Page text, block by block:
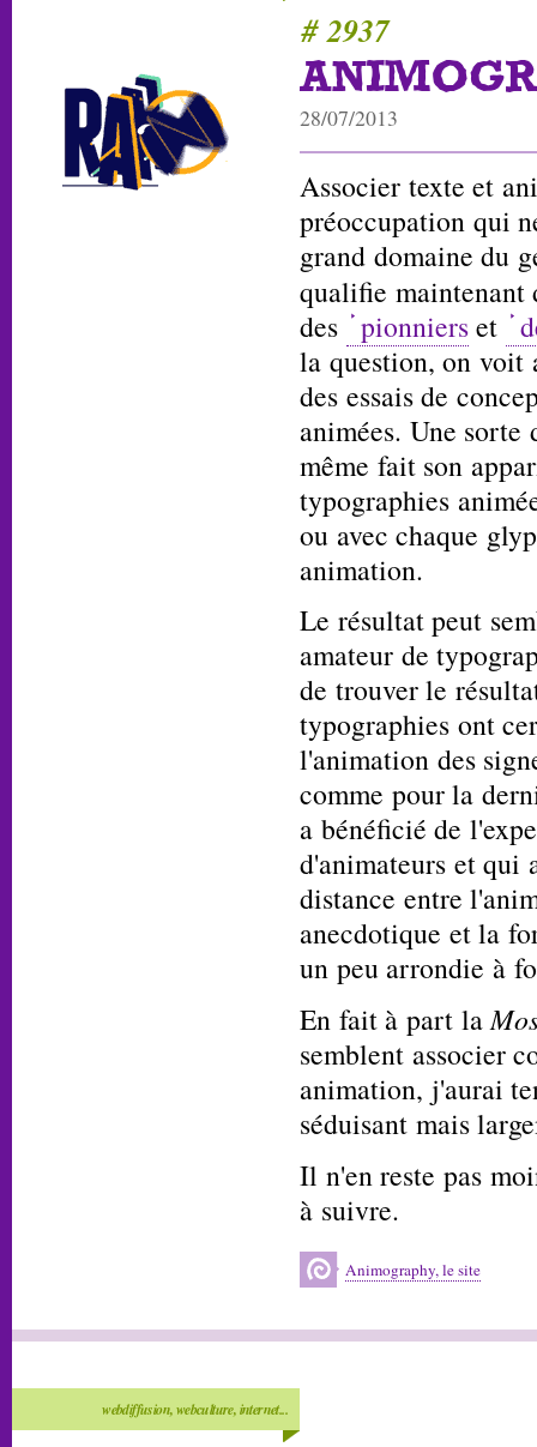
# 2937
28/07/2013
Associer texte et
préoccupation qui
grand domaine du
qualifie
des pionnierset
la question, on voit
des essais de
animées. Une
même fait son
typographies
ou avec chaque
animation.
Le résultat peut
amateur de
de trouver le
typographies ont
l'animation des
comme pour la
a bénéficié de
d'animateurs et qui
distance entre
anecdotique et la
un peu arrondie à
En fait à part la
semblent associer
animation, j'aurai
séduisant mais
Il n'en reste pas
à suivre.
Animography, le site
webdiffusion, webculture, internet...